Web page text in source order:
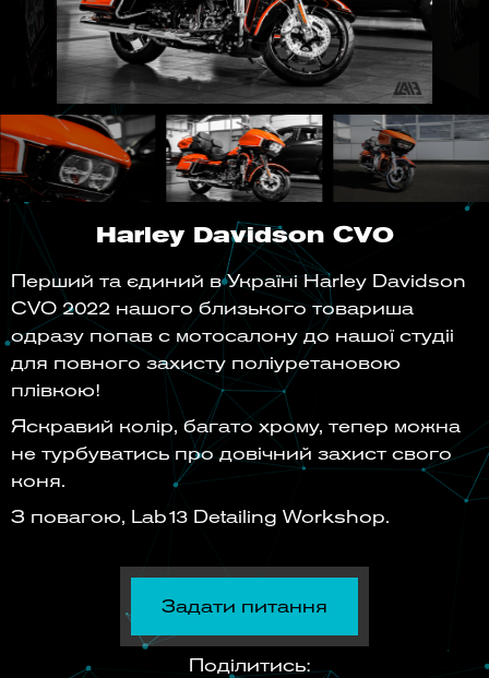
Harley Davidson CVO
Перший та єдиний в Україні Harley Davidson
CVO 2022 нашого близького товариша
одразу попав с мотосалону до нашої студіі
для повного захисту поліуретановою
плівкою!
Яскравий колір, багато хрому, тепер можна
не турбуватись про довічний захист свого
коня.
З повагою, Lab13 Detailing Workshop.
Задати питання
Поділитись: